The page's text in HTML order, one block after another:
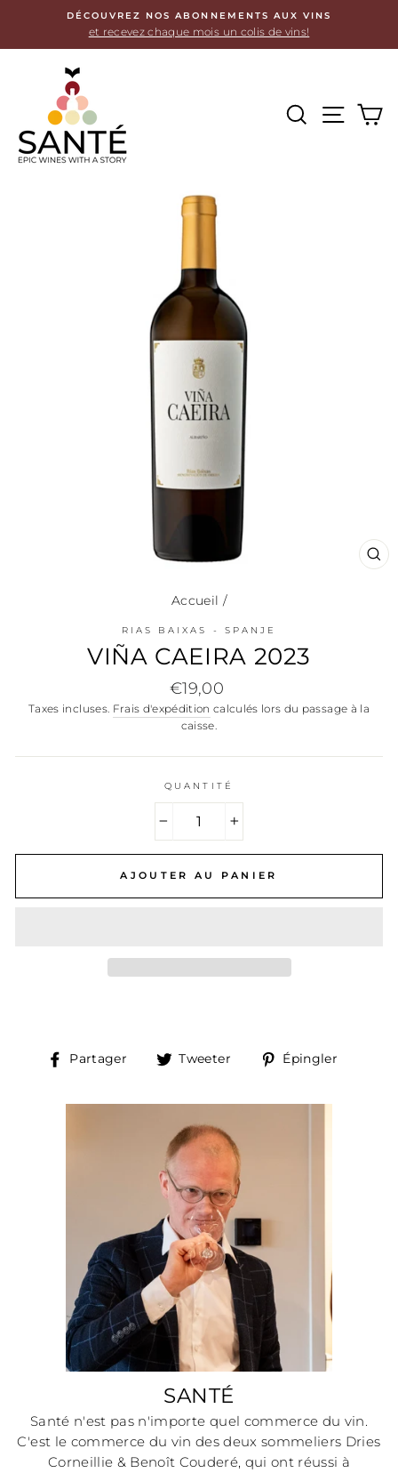
contenu
DÉCOUVREZ NOS ABONNEMENTS AUX VINS
et recevez chaque mois un colis de vins!
Accueil /
RIAS BAIXAS - SPANJE
VIÑA CAEIRA 2023
Prix
régulier
€19,00
Taxes incluses. Frais d'expédition calculés lors du passage à la
caisse.
QUANTITÉ
AJOUTER AU PANIER
Partager
PartagerTweeter
TweeterÉpingler
SANTÉ
Santé n'est pas n'importe quel commerce du vin.
C'est le commerce du vin des deuxsommeliers Dries
Corneillie & Benoît Couderé, qui ont réussi à